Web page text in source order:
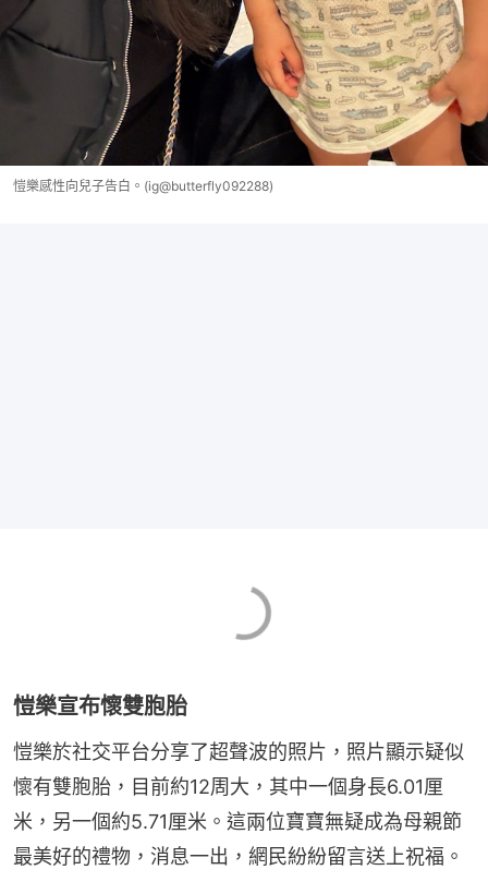
愷樂感性向兒子告白。(ig@butterfly092288)
愷樂宣布懷雙胞胎
愷樂於社交平台分享了超聲波的照片，照片顯示疑似
懷有雙胞胎，目前約12周大，其中一個身長6.01厘
米，另一個約5.71厘米。這兩位寶寶無疑成為母親節
最美好的禮物，消息一出，網民紛紛留言送上祝福。